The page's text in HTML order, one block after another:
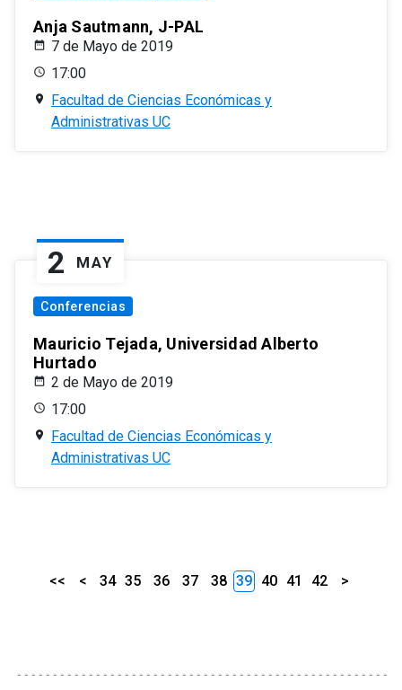
Anja Sautmann, J-PAL
7 de Mayo de 2019
17:00
Facultad de Ciencias Económicas y
Administrativas UC
2 MAY
Conferencias
Mauricio Tejada, Universidad Alberto
Hurtado
2 de Mayo de 2019
17:00
Facultad de Ciencias Económicas y
Administrativas UC
<< < 34 35 36 37 38 39 40 41 42 >